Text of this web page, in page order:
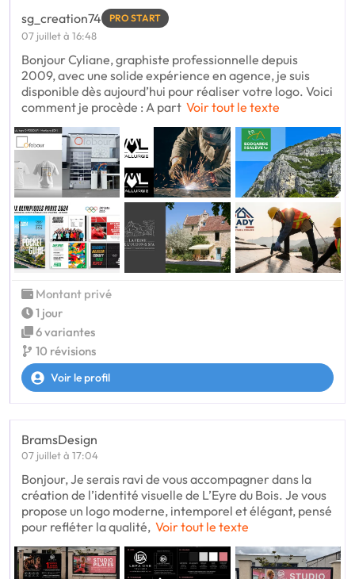
sg_creation74 PRO START
07 juillet à 16:48
Bonjour Cyliane, graphiste professionnelle depuis
2009, avec une solide expérience en agence, je suis
disponible dès aujourd’hui pour réaliser votre logo. Voici
comment je procède : A part Voir tout le texte
Montant privé
1 jour
6 variantes
10 révisions
Voir le profil
BramsDesign
07 juillet à 17:04
Bonjour, Je serais ravi de vous accompagner dans la
création de l’identité visuelle de L’Eyre du Bois. Je vous
propose un logo moderne, intemporel et élégant, pensé
pour refléter la qualité, Voir tout le texte